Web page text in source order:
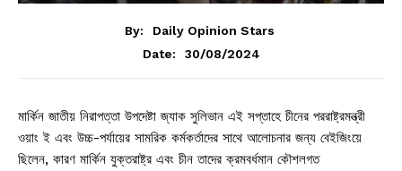
By:
Daily Opinion Stars
Date:
30/08/2024
মার্কিন জাতীয় নিরাপত্তা উপদেষ্টা জ্যাক সুলিভান এই সপ্তাহে চীনের পররাষ্ট্রমন্ত্রী
ওয়াং ই এবং উচ্চ-পর্যায়ের সামরিক কর্মকর্তাদের সাথে আলোচনার জন্য বেইজিংয়ে
ছিলেন, কারণ মার্কিন যুক্তরাষ্ট্র এবং চীন তাদের ক্রমবর্ধমান কৌশলগত